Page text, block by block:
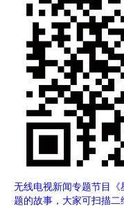
无线电视新闻专题节目
题的故事，大家可扫描二